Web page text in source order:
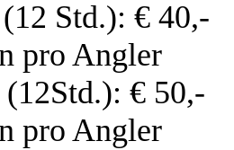
Std.): € 40,-
pro Angler
(12Std.): € 50,-
pro Angler